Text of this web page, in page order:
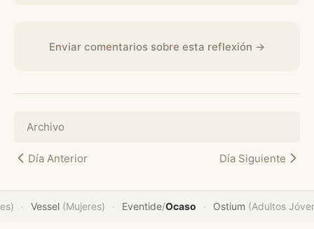
Enviar comentarios sobre esta reflexión →
Día Anterior
Archivo
Día Siguiente
· Vessel (Mujeres) · Eventide/Ocaso · Ostium (Adultos